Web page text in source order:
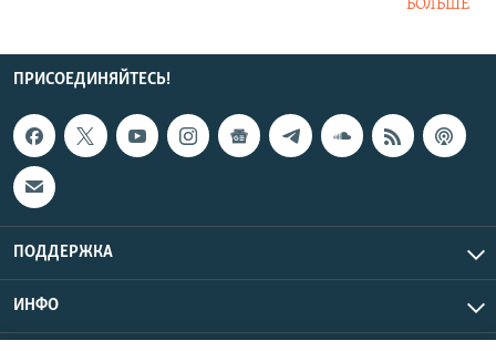
БОЛЬШЕ
ПРИСОЕДИНЯЙТЕСЬ!
ПОДДЕРЖКА
ИНФО